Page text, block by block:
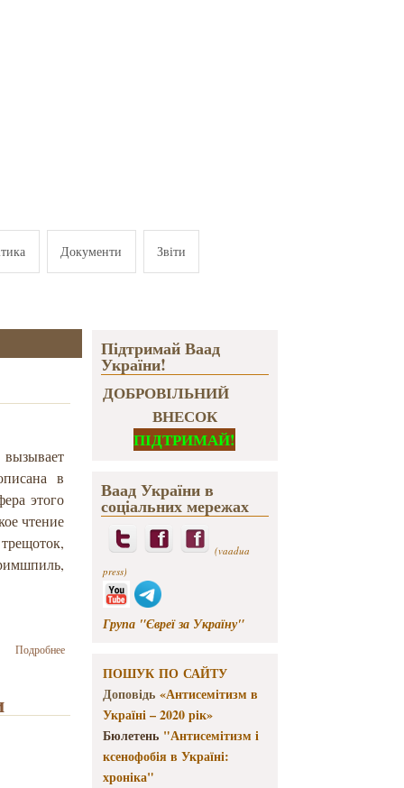
Документи Звіти
в
этого
чтение
Подробнеео С
Підтримай Ваад
України!
ДОБРОВІЛЬНИЙ
ВНЕСОК
ПІДТРИМАЙ!
Ваад України в
соціальних мережах
(vaadua
press)
Група "Євреї за Україну"
ПОШУК ПО САЙТУ
Доповідь «Антисемітизм в
Україні – 2020 рік»
Бюлетень "Антисемітизм і
ксенофобія в Україні:
хроніка"